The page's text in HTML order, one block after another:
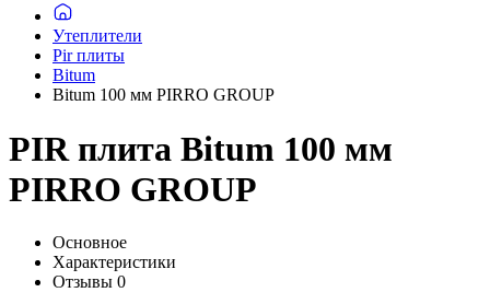
Утеплители
Pir плиты
Bitum
Bitum 100 мм PIRRO GROUP
PIR плита Bitum 100 мм
PIRRO GROUP
Основное
Характеристики
Отзывы 0